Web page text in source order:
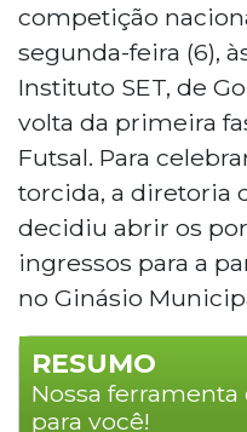
competição
segunda-feira (6),
Instituto SET, de
volta da primeira
Futsal. Para
torcida, a diretoria
decidiu abrir os
ingressos para a
no Ginásio
RESUMO
Nossa
para você!